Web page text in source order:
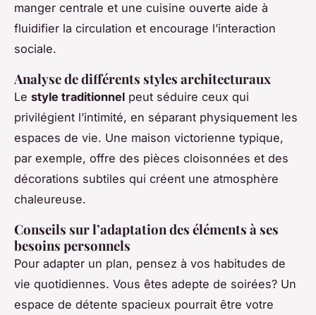
manger centrale et une cuisine ouverte aide à
fluidifier la circulation et encourage l’interaction
sociale.
Analyse de différents styles architecturaux
Le style traditionnel peut séduire ceux qui
privilégient l’intimité, en séparant physiquement les
espaces de vie. Une maison victorienne typique,
par exemple, offre des pièces cloisonnées et des
décorations subtiles qui créent une atmosphère
chaleureuse.
Conseils sur l’adaptation des éléments à ses
besoins personnels
Pour adapter un plan, pensez à vos habitudes de
vie quotidiennes. Vous êtes adepte de soirées? Un
espace de détente spacieux pourrait être votre